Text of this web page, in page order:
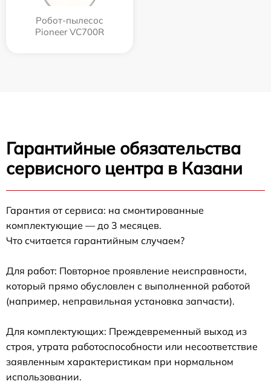
Робот-пылесос
Pioneer VC700R
Гарантийные обязательства
сервисного центра в Казани
Гарантия от сервиса: на смонтированные
комплектующие — до 3 месяцев.
Что считается гарантийным случаем?
Для работ: Повторное проявление неисправности,
который прямо обусловлен с выполненной работой
(например, неправильная установка запчасти).
Для комплектующих: Преждевременный выход из
строя, утрата работоспособности или несоответствие
заявленным характеристикам при нормальном
использовании.